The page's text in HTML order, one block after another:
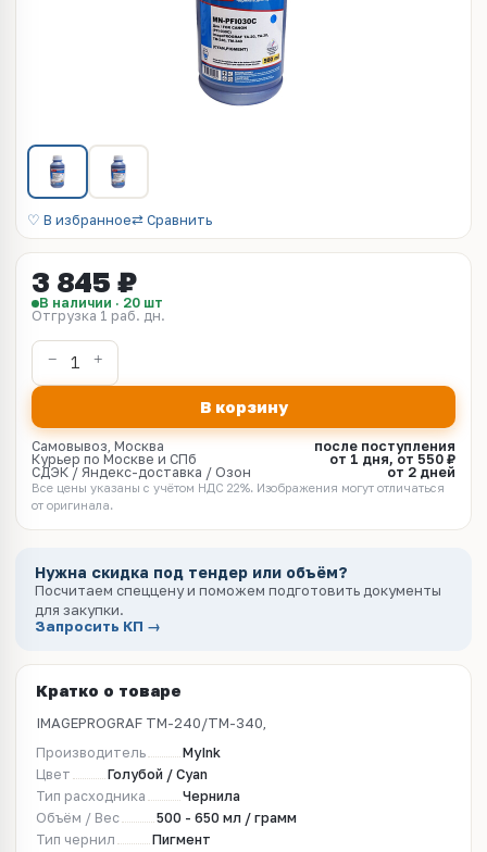
♡ В избранное⇄ Сравнить
3 845 ₽
В наличии · 20 шт
Отгрузка 1 раб. дн.
В корзину
Самовывоз, Москва
после поступления
Курьер по Москве и СПб
от 1 дня, от 550 ₽
СДЭК / Яндекс-доставка / Озон
от 2 дней
Все цены указаны с учётом НДС 22%. Изображения могут отличаться
от оригинала.
Нужна скидка под тендер или объём?
Посчитаем спеццену и поможем подготовить документы
для закупки.
Запросить КП →
Кратко о товаре
IMAGEPROGRAF TM-240/ТМ-340,
Производитель
MyInk
Цвет
Голубой / Cyan
Тип расходника
Чернила
Объём / Вес
500 - 650 мл / грамм
Тип чернил
Пигмент